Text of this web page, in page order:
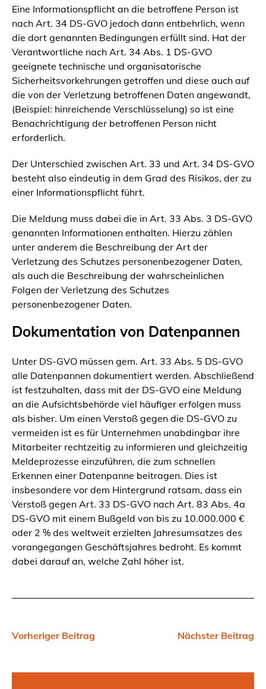
Eine Informationspflicht an die betroffene Person ist
nach Art. 34 DS-GVO jedoch dann entbehrlich, wenn
die dort genannten Bedingungen erfüllt sind. Hat der
Verantwortliche nach Art. 34 Abs. 1 DS-GVO
geeignete technische und organisatorische
Sicherheitsvorkehrungen getroffen und diese auch auf
die von der Verletzung betroffenen Daten angewandt,
(Beispiel: hinreichende Verschlüsselung) so ist eine
Benachrichtigung der betroffenen Person nicht
erforderlich.
Der Unterschied zwischen Art. 33 und Art. 34 DS-GVO
besteht also eindeutig in dem Grad des Risikos, der zu
einer Informationspflicht führt.
Die Meldung muss dabei die in Art. 33 Abs. 3 DS-GVO
genannten Informationen enthalten. Hierzu zählen
unter anderem die Beschreibung der Art der
Verletzung des Schutzes personenbezogener Daten,
als auch die Beschreibung der wahrscheinlichen
Folgen der Verletzung des Schutzes
personenbezogener Daten.
Dokumentation von Datenpannen
Unter DS-GVO müssen gem. Art. 33 Abs. 5 DS-GVO
alle Datenpannen dokumentiert werden. Abschließend
ist festzuhalten, dass mit der DS-GVO eine Meldung
an die Aufsichtsbehörde viel häufiger erfolgen muss
als bisher. Um einen Verstoß gegen die DS-GVO zu
vermeiden ist es für Unternehmen unabdingbar ihre
Mitarbeiter rechtzeitig zu informieren und gleichzeitig
Meldeprozesse einzuführen, die zum schnellen
Erkennen einer Datenpanne beitragen. Dies ist
insbesondere vor dem Hintergrund ratsam, dass ein
Verstoß gegen Art. 33 DS-GVO nach Art. 83 Abs. 4a
DS-GVO mit einem Bußgeld von bis zu 10.000.000 €
oder 2 % des weltweit erzielten Jahresumsatzes des
vorangegangen Geschäftsjahres bedroht. Es kommt
dabei darauf an, welche Zahl höher ist.
Vorheriger Beitrag Nächster Beitrag